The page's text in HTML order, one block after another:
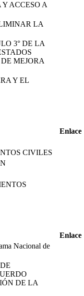
ACCESO A
LA
3° DE LA
MEJORA
Y EL
Enlace
CIVILES
Enlace
Nacional de
DE LA